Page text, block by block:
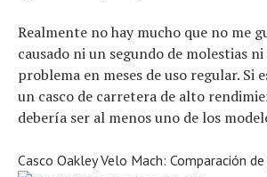
Realmente no hay mucho que no me
causado ni un segundo de molestias
problema en meses de uso regular. Si
un casco de carretera de alto
debería ser al menos uno de los
Casco Oakley Velo Mach: Comparación